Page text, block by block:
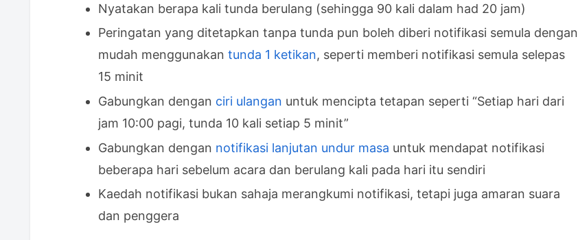
Notifikasi semula 1 ketikan apabila tangan anda sibuk
Aplikasi Peringatan Berterusan untuk Orang yang Mudah Lupa
Nyatakan berapa kali tunda berulang (sehingga 90 kali dalam had 20 jam)
Peringatan yang ditetapkan tanpa tunda pun boleh diberi notifikasi semula dengan
mudah menggunakan tunda 1 ketikan, seperti memberi notifikasi semula selepas
15 minit
Gabungkan dengan ciri ulangan untuk mencipta tetapan seperti “Setiap hari dari
jam 10:00 pagi, tunda 10 kali setiap 5 minit”
Gabungkan dengan notifikasi lanjutan undur masa untuk mendapat notifikasi
beberapa hari sebelum acara dan berulang kali pada hari itu sendiri
Kaedah notifikasi bukan sahaja merangkumi notifikasi, tetapi juga amaran suara
dan penggera